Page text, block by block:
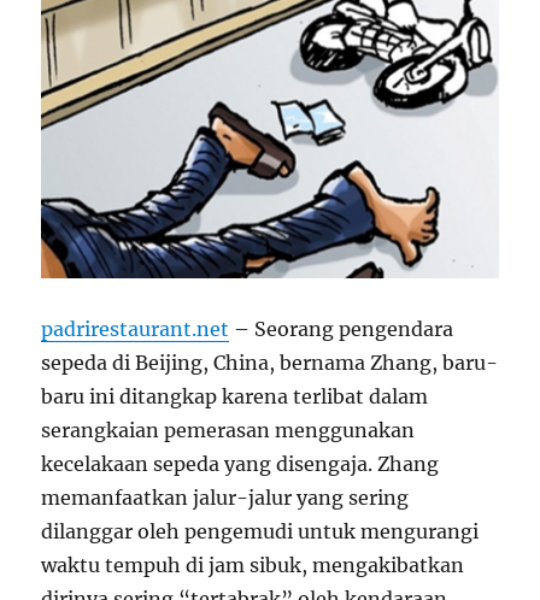
padrirestaurant.net – Seorang pengendara
sepeda di Beijing, China, bernama Zhang, baru-
baru ini ditangkap karena terlibat dalam
serangkaian pemerasan menggunakan
kecelakaan sepeda yang disengaja. Zhang
memanfaatkan jalur-jalur yang sering
dilanggar oleh pengemudi untuk mengurangi
waktu tempuh di jam sibuk, mengakibatkan